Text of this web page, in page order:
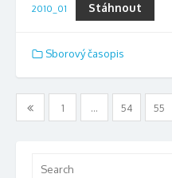
2010_01 Stáhnout
Sborový časopis
Stránkování
příspěvků
1 … 54 55